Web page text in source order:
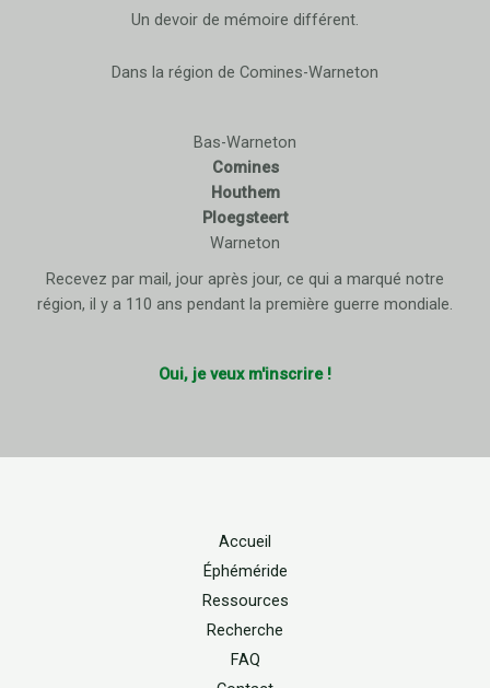
Un devoir de mémoire différent.
Dans la région de Comines-Warneton
Bas-Warneton
Comines
Houthem
Ploegsteert
Warneton
Recevez par mail, jour après jour, ce qui a marqué notre
région, il y a 110 ans pendant la première guerre mondiale.
Oui, je veux m'inscrire !
Accueil
Éphéméride
Ressources
Recherche
FAQ